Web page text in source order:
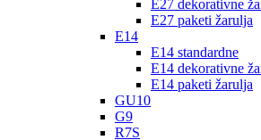
E27 dekorativne
E27 paketi žarulja
E14
E14 standardne
E14 dekorativne
E14 paketi žarulja
GU10
G9
R7S